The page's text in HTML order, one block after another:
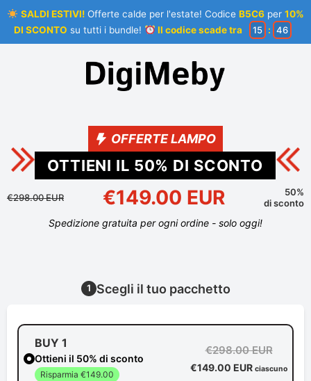
SALDI ESTIVI!Offerte calde per l'estate! Codice B5C6per 10%
DI SCONTO su tutti i bundle! Il codice scade tra 15 : 45
OFFERTE LAMPO
OTTIENI IL 50% DI SCONTO
€298.00 EUR €149.00 EUR
50%
di sconto
Spedizione gratuita per ogni ordine - solo oggi!
1 Scegli il tuo pacchetto
BUY 1
Ottieni il 50% di sconto
Risparmia €149.00
€298.00 EUR
€149.00 EUR ciascuno